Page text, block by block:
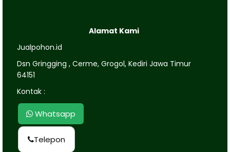
Alamat Kami
Jualpohon.id
Dsn Gringging , Cerme, Grogol, Kediri Jawa Timur
64151
Kontak :
Whatsapp
Telepon